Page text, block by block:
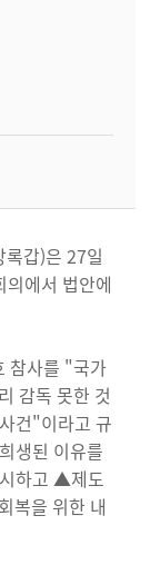
갑)은 27일
에서 법안에
참사를 "국가
감독 못한 것
건"이라고 규
생된 이유를
하고 ▲제도
복을 위한 내